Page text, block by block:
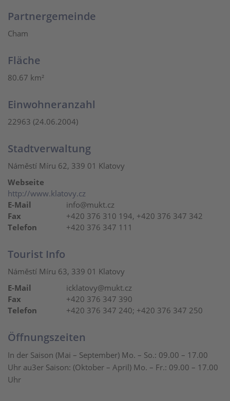
Partnergemeinde
Cham
Fläche
80.67 km²
Einwohneranzahl
22963 (24.06.2004)
Stadtverwaltung
Náměstí Míru 62, 339 01 Klatovy
Webseite
http://www.klatovy.cz
E-Mail
info@mukt.cz
Fax
+420 376 310 194, +420 376 347 342
Telefon
+420 376 347 111
Tourist Info
Náměstí Míru 63, 339 01 Klatovy
E-Mail
icklatovy@mukt.cz
Fax
+420 376 347 390
Telefon
+420 376 347 240; +420 376 347 250
Öffnungszeiten
In der Saison (Mai – September) Mo. – So.: 09.00 – 17.00
Uhr au3er Saison: (Oktober – April) Mo. – Fr.: 09.00 – 17.00
Uhr